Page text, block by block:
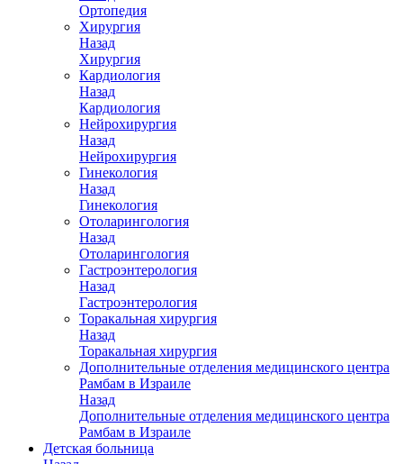
Ортопедия
Хирургия
Назад
Хирургия
Кардиология
Назад
Кардиология
Нейрохирургия
Назад
Нейрохирургия
Гинекология
Назад
Гинекология
Отоларингология
Назад
Отоларингология
Гастроэнтерология
Назад
Гастроэнтерология
Торакальная хирургия
Назад
Торакальная хирургия
Дополнительные отделения медицинского центра
Рамбам в Израиле
Назад
Дополнительные отделения медицинского центра
Рамбам в Израиле
Детская больница